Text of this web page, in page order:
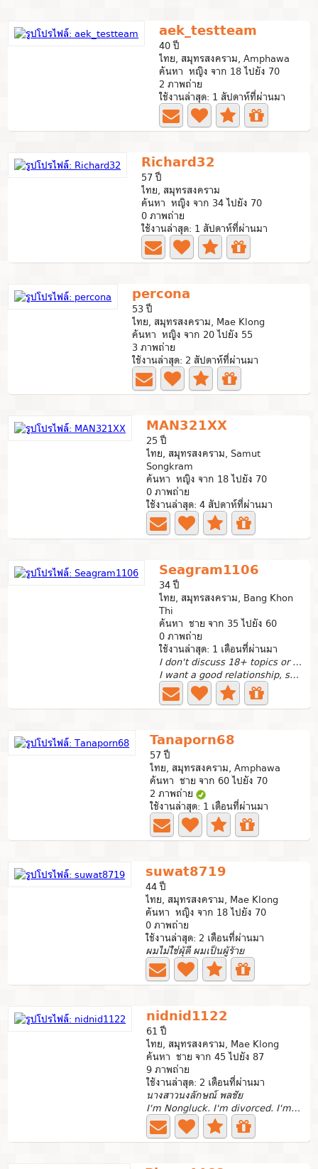
aek_testteam
40 ปี
ไทย, สมุทรสงคราม, Amphawa
ค้นหา หญิง จาก 18 ไปยัง 70
2 ภาพถ่าย
ใช้งานล่าสุด: 1 สัปดาห์ที่ผ่านมา
Richard32
57 ปี
ไทย, สมุทรสงคราม
ค้นหา หญิง จาก 34 ไปยัง 70
0 ภาพถ่าย
ใช้งานล่าสุด: 1 สัปดาห์ที่ผ่านมา
percona
53 ปี
ไทย, สมุทรสงคราม, Mae Klong
ค้นหา หญิง จาก 20 ไปยัง 55
3 ภาพถ่าย
ใช้งานล่าสุด: 2 สัปดาห์ที่ผ่านมา
MAN321XX
25 ปี
ไทย, สมุทรสงคราม, Samut
Songkram
ค้นหา หญิง จาก 18 ไปยัง 70
0 ภาพถ่าย
ใช้งานล่าสุด: 4 สัปดาห์ที่ผ่านมา
Seagram1106
34 ปี
ไทย, สมุทรสงคราม, Bang Khon
Thi
ค้นหา ชาย จาก 35 ไปยัง 60
0 ภาพถ่าย
ใช้งานล่าสุด: 1 เดือนที่ผ่านมา
I don't discuss 18+ topics or play videos ❌
I want a good relationship, someone to care for, support,...
Tanaporn68
57 ปี
ไทย, สมุทรสงคราม, Amphawa
ค้นหา ชาย จาก 60 ไปยัง 70
2 ภาพถ่าย
ใช้งานล่าสุด: 1 เดือนที่ผ่านมา
suwat8719
44 ปี
ไทย, สมุทรสงคราม, Mae Klong
ค้นหา หญิง จาก 18 ไปยัง 70
0 ภาพถ่าย
ใช้งานล่าสุด: 2 เดือนที่ผ่านมา
ผมไม่ใช่ผุ้ดี ผมเป็นผู้ร้าย
nidnid1122
61 ปี
ไทย, สมุทรสงคราม, Mae Klong
ค้นหา ชาย จาก 45 ไปยัง 87
9 ภาพถ่าย
ใช้งานล่าสุด: 2 เดือนที่ผ่านมา
นางสาวนงลักษณ์ พลชัย
I'm Nongluck. I'm divorced. I'm single now. I have 3...